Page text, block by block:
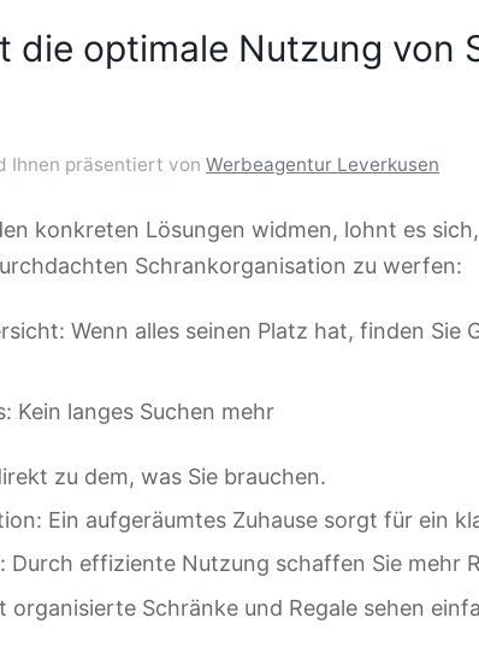
die optimale Nutzung von
Ihnen präsentiert von Werbeagentur Leverkusen
konkreten Lösungen widmen, lohnt es
Schrankorganisation zu werfen:
Wenn alles seinen Platz hat, finden Sie
Kein langes Suchen mehr
zu dem, was Sie brauchen.
Ein aufgeräumtes Zuhause sorgt für ein
Durch effiziente Nutzung schaffen Sie mehr
organisierte Schränke und Regale sehen